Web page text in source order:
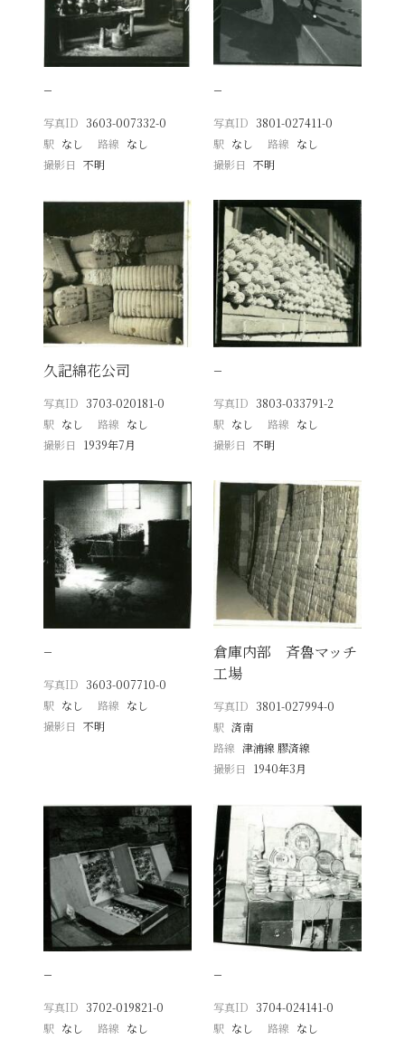
−
写真ID 3603-007332-0
駅 なし 路線 なし
撮影日
不明
−
写真ID 3801-027411-0
駅 なし 路線 なし
撮影日 不明
久記綿花公司
写真ID 3703-020181-0
駅 なし 路線 なし
撮影日
1939年7月
−
写真ID 3803-033791-2
駅 なし 路線 なし
撮影日 不明
−
写真ID 3603-007710-0
駅 なし 路線 なし
撮影日
不明
倉庫内部 斉魯マッチ
工場
写真ID 3801-027994-0
駅 済南
路線 津浦線 膠済線
撮影日
1940年3月
−
写真ID 3702-019821-0
駅 なし 路線 なし
−
写真ID 3704-024141-0
駅 なし 路線 なし